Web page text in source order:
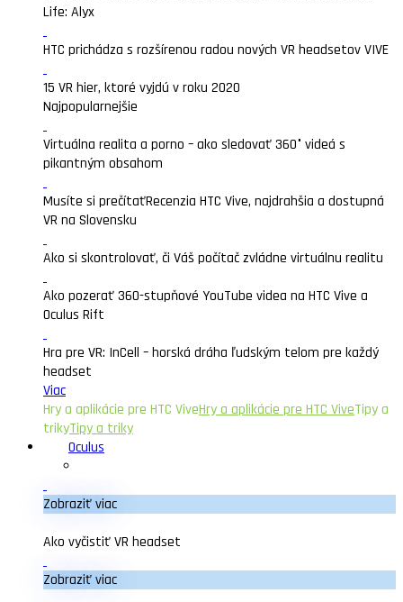
Life: Alyx
HTC prichádza s rozšírenou radou nových VR headsetov VIVE
15 VR hier, ktoré vyjdú v roku 2020
Najpopularnejšie
Virtuálna realita a porno – ako sledovať 360° videá s
pikantným obsahom
Musíte si prečítaťRecenzia HTC Vive, najdrahšia a dostupná
VR na Slovensku
Ako si skontrolovať, či Váš počítač zvládne virtuálnu realitu
Ako pozerať 360-stupňové YouTube videa na HTC Vive a
Oculus Rift
Hra pre VR: InCell – horská dráha ľudským telom pre každý
headset
Viac
Hry a aplikácie pre HTC ViveHry a aplikácie pre HTC ViveTipy a
trikyTipy a triky
Oculus
Zobraziť viac
Ako vyčistiť VR headset
Zobraziť viac